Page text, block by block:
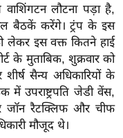
लौटना पड़ा है,
बैठकें करेंगे। ट्रंप के इस
इस वक्त कितने हाई
के मुताबिक, शुक्रवार को
शीर्ष सैन्य अधिकारियों के
उपराष्ट्रपति जेडी वेंस,
जॉन रैटक्लिफ और चीफ
मौजूद थे।